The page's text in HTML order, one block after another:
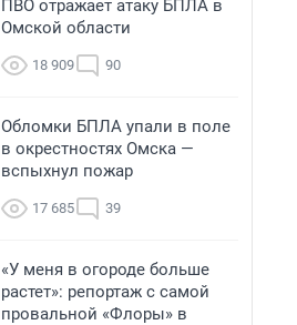
ПВО отражает атаку БПЛА в
Омской области
18 909 90
Обломки БПЛА упали в поле
в окрестностях Омска —
вспыхнул пожар
17 685 39
«У меня в огороде больше
растет»: репортаж с самой
провальной «Флоры» в